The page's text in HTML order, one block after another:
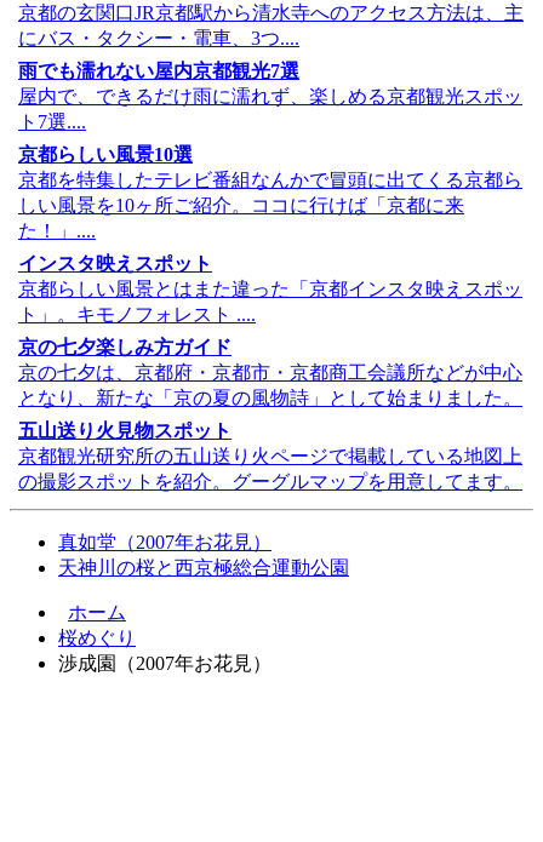
京都の玄関口JR京都駅から清水寺へのアクセス方法は、主
にバス・タクシー・電車、3つ....
雨でも濡れない屋内京都観光7選
屋内で、できるだけ雨に濡れず、楽しめる京都観光スポッ
ト7選....
京都らしい風景10選
京都を特集したテレビ番組なんかで冒頭に出てくる京都ら
しい風景を10ヶ所ご紹介。ココに行けば「京都に来
た！」....
インスタ映えスポット
京都らしい風景とはまた違った「京都インスタ映えスポッ
ト」。キモノフォレスト ....
京の七夕楽しみ方ガイド
京の七夕は、京都府・京都市・京都商工会議所などが中心
となり、新たな「京の夏の風物詩」として始まりました。
五山送り火見物スポット
京都観光研究所の五山送り火ページで掲載している地図上
の撮影スポットを紹介。グーグルマップを用意してます。
真如堂（2007年お花見）
天神川の桜と西京極総合運動公園
ホーム
桜めぐり
渉成園（2007年お花見）